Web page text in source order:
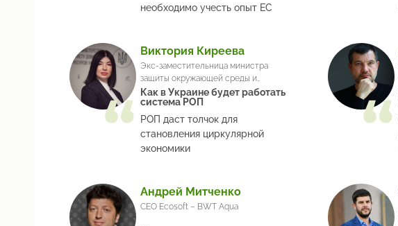
необходимо учесть опыт ЕС
Виктория Киреева
Экс-заместительница министра
защиты окружающей среды и
природных ресурсов Украины
Как в Украине будет работать
система РОП
РОП даст толчок для
становления циркулярной
экономики
Андрей Митченко
СЕО Ecosoft – BWT Aqua